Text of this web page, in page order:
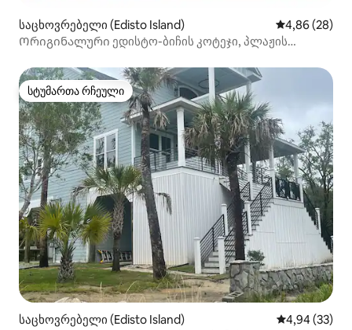
საცხოვრებელი (Edisto Island) საშუალო
4,86 (28)
Ორიგინალური ედისტო-ბიჩის კოტეჯი, პლაჟის
სტუმართა რჩეული
სტუმართა რჩეული
საცხოვრებელი (Edisto Island) საშუალო
4,94 (33)